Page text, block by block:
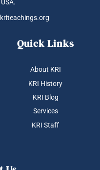
Quick Links
About KRI
KRI History
KRI Blog
Services
KRI Staff